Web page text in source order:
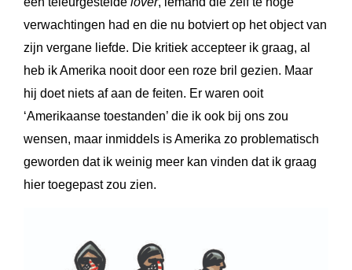
verwachtingen had en die nu botviert op het object van
zijn vergane liefde. Die kritiek accepteer ik graag, al
heb ik Amerika nooit door een roze bril gezien. Maar
hij doet niets af aan de feiten. Er waren ooit
‘Amerikaanse toestanden’ die ik ook bij ons zou
wensen, maar inmiddels is Amerika zo problematisch
geworden dat ik weinig meer kan vinden dat ik graag
hier toegepast zou zien.